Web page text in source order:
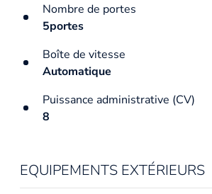
Nombre de portes
5portes
Boîte de vitesse
Automatique
Puissance administrative (CV)
8
EQUIPEMENTS EXTÉRIEURS